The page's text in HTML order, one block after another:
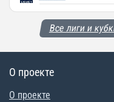
Все лиги и
О проекте
О проекте